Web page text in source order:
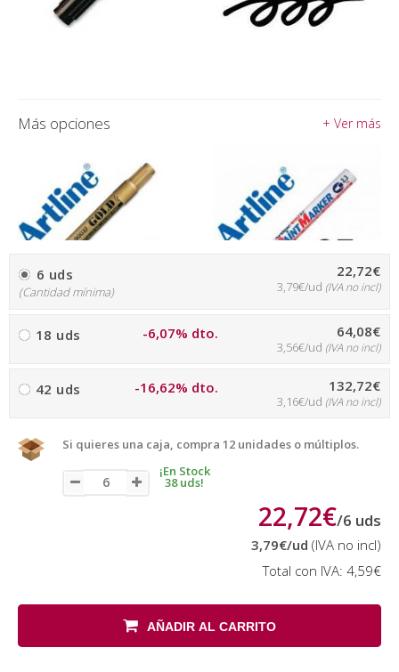
Más opciones + Ver más
6 uds
(Cantidad mínima)
22,72€
3,79€/ud (IVA no incl)
18 uds -6,07% dto. 64,08€
3,56€/ud (IVA no incl)
42 uds -16,62% dto. 132,72€
3,16€/ud (IVA no incl)
Si quieres una caja, compra 12 unidades o múltiplos.
¡En Stock
38 uds!
22,72€/6 uds
3,79€/ud (IVA no incl)
Total con IVA: 4,59€
AÑADIR AL CARRITO